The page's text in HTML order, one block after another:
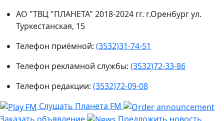
АО "ТВЦ "ПЛАНЕТА" 2018-2024 гг. г.Оренбург ул.
Туркестанская, 15
Телефон приёмной: (3532)31-74-51
Телефон рекламной службы: (3532)72-33-86
Телефон редакции: (3532)72-09-08
Слушать Планета FM